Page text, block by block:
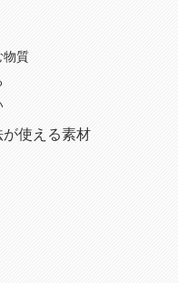
物質
使える素材